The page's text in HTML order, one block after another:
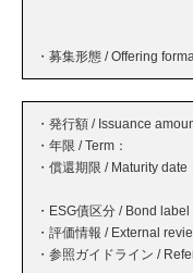
・募集形態 / Offering
・発行額 / Issuance
・年限 / Term：
・償還期限 / Maturity date
・ESG債区分 / Bond label
・評価情報 / External
・参照ガイドライン /